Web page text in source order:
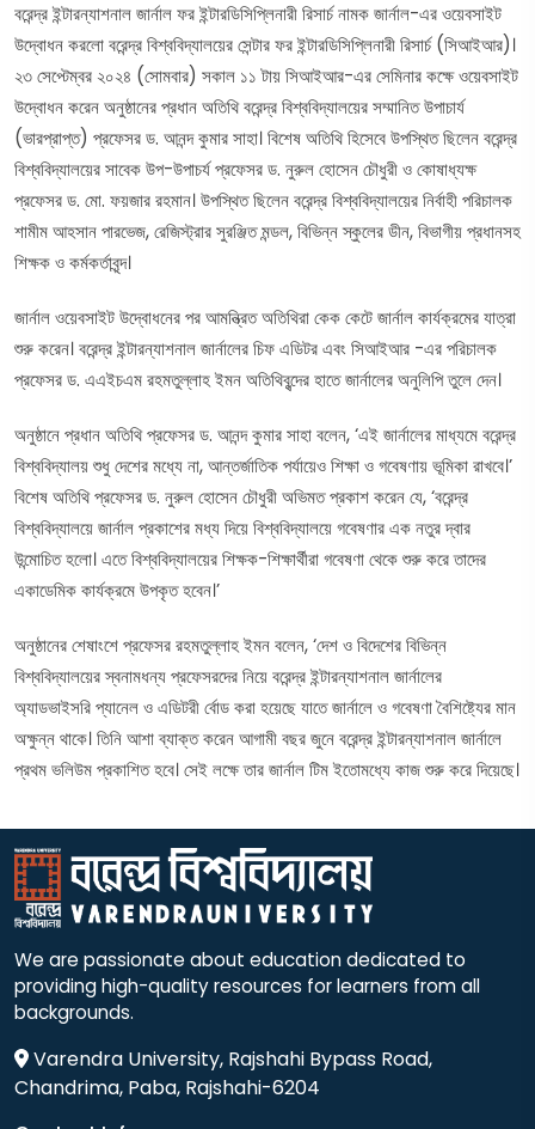
বরেন্দ্র ইন্টারন্যাশনাল জার্নাল ফর ইন্টারডিসিপ্লিনারী রিসার্চ নামক জার্নাল-এর ওয়েবসাইট
উদ্বোধন করলো বরেন্দ্র বিশ্ববিদ্যালয়ের সেন্টার ফর ইন্টারডিসিপ্লিনারী রিসার্চ (সিআইআর)।
২৩ সেপ্টেম্বর ২০২৪ (সোমবার) সকাল ১১ টায় সিআইআর-এর সেমিনার কক্ষে ওয়েবসাইট
উদ্বোধন করেন অনুষ্ঠানের প্রধান অতিথি বরেন্দ্র বিশ্ববিদ্যালয়ের সম্মানিত উপাচার্য
(ভারপ্রাপ্ত) প্রফেসর ড. আনন্দ কুমার সাহা। বিশেষ অতিথি হিসেবে উপস্থিত ছিলেন বরেন্দ্র
বিশ্ববিদ্যালয়ের সাবেক উপ-উপাচর্য প্রফেসর ড. নুরুল হোসেন চৌধুরী ও কোষাধ্যক্ষ
প্রফেসর ড. মো. ফয়জার রহমান। উপস্থিত ছিলেন বরেন্দ্র বিশ্ববিদ্যালয়ের নির্বাহী পরিচালক
শামীম আহসান পারভেজ, রেজিস্ট্রার সুরঞ্জিত মন্ডল, বিভিন্ন স্কুলের ডীন, বিভাগীয় প্রধানসহ
শিক্ষক ও কর্মকর্তাবৃন্দ।
জার্নাল ওয়েবসাইট উদ্বোধনের পর আমন্ত্রিত অতিথিরা কেক কেটে জার্নাল কার্যক্রমের যাত্রা
শুরু করেন। বরেন্দ্র ইন্টারন্যাশনাল জার্নালের চিফ এডিটর এবং সিআইআর -এর পরিচালক
প্রফেসর ড. এএইচএম রহমতুল্লাহ ইমন অতিথিবৃন্দের হাতে জার্নালের অনুলিপি তুলে দেন।
অনুষ্ঠানে প্রধান অতিথি প্রফেসর ড. আনন্দ কুমার সাহা বলেন, ‘এই জার্নালের মাধ্যমে বরেন্দ্র
বিশ্ববিদ্যালয় শুধু দেশের মধ্যে না, আন্তর্জাতিক পর্যায়েও শিক্ষা ও গবেষণায় ভূমিকা রাখবে।’
বিশেষ অতিথি প্রফেসর ড. নুরুল হোসেন চৌধুরী অভিমত প্রকাশ করেন যে, ‘বরেন্দ্র
বিশ্ববিদ্যালয়ে জার্নাল প্রকাশের মধ্য দিয়ে বিশ্ববিদ্যালয়ে গবেষণার এক নতুর দ্বার
উন্মোচিত হলো। এতে বিশ্ববিদ্যালয়ের শিক্ষক-শিক্ষার্থীরা গবেষণা থেকে শুরু করে তাদের
একাডেমিক কার্যক্রমে উপকৃত হবেন।’
অনুষ্ঠানের শেষাংশে প্রফেসর রহমতুল্লাহ ইমন বলেন, ‘দেশ ও বিদেশের বিভিন্ন
বিশ্ববিদ্যালয়ের স্বনামধন্য প্রফেসরদের নিয়ে বরেন্দ্র ইন্টারন্যাশনাল জার্নালের
অ্যাডভাইসরি প্যানেল ও এডিটরী র্বোড করা হয়েছে যাতে জার্নালে ও গবেষণা বৈশিষ্ট্যের মান
অক্ষুন্ন থাকে। তিনি আশা ব্যাক্ত করেন আগামী বছর জুনে বরেন্দ্র ইন্টারন্যাশনাল জার্নালে
প্রথম ভলিউম প্রকাশিত হবে। সেই লক্ষে তার জার্নাল টিম ইতোমধ্যে কাজ শুরু করে দিয়েছে।
We are passionate about education dedicated to
providing high-quality resources for learners from all
backgrounds.
Varendra University, Rajshahi Bypass Road,
Chandrima, Paba, Rajshahi-6204